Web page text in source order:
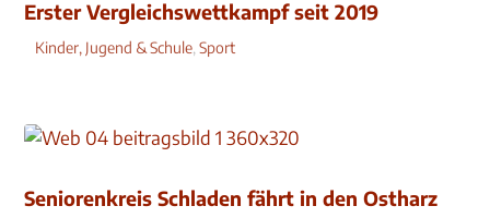
Erster Vergleichswettkampf seit 2019
Kinder, Jugend & Schule,Sport
Seniorenkreis Schladen fährt in den Ostharz